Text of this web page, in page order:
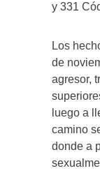
y 331
Los
de
agresor,
luego a
camino
donde a